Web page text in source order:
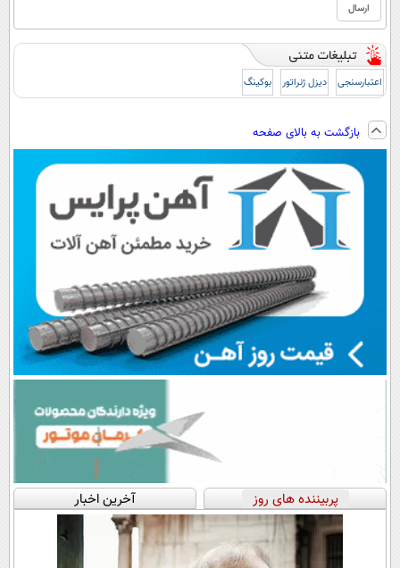
اعتبارسنجی دیزل ژنراتور بوکینگ
بازگشت به بالای صفحه
پربیننده های روز آخرین اخبار